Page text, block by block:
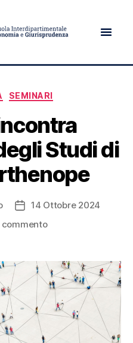
2024
SEMINARI
Studi di
14 Ottobre 2024
commento